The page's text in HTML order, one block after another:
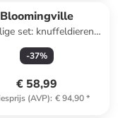
Bloomingville
set: knuffeldieren
Friends" - vanaf de
geboorte
-37%
€ 58,99
(AVP): € 94,90*